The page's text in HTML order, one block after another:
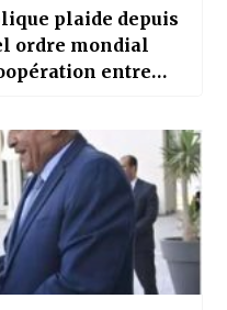
plaide depuis
ordre mondial
entre